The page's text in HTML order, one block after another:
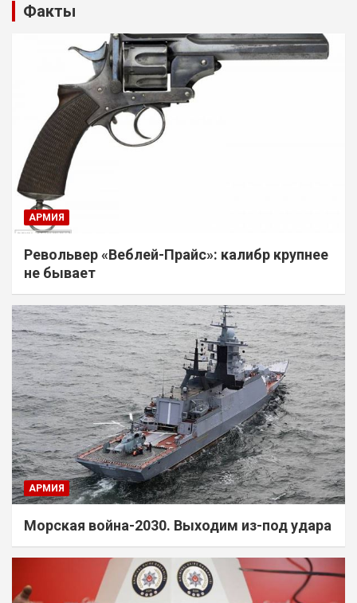
Факты
АРМИЯ
Револьвер «Веблей-Прайс»: калибр крупнее
не бывает
АРМИЯ
Морская война-2030. Выходим из-под удара